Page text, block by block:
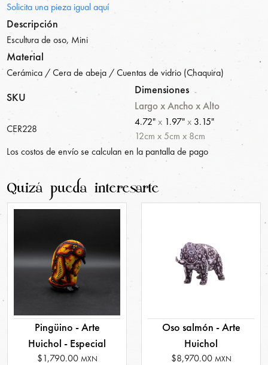
Solicita una pieza igual aquí
Descripción
Escultura de oso, Mini
Material
Cerámica / Cera de abeja / Cuentas de vidrio (Chaquira)
SKU
Dimensiones
Largo x Ancho x Alto
CER228
4.72"x 1.97"x 3.15"
12cm x 5cm x 8cm
Los costos de envío se calculan en la pantalla de pago
Quizá pueda interesarte
Pingüino - Arte
Huichol - Especial
$1,790.00 MXN
Oso salmón - Arte
Huichol
$8,970.00 MXN